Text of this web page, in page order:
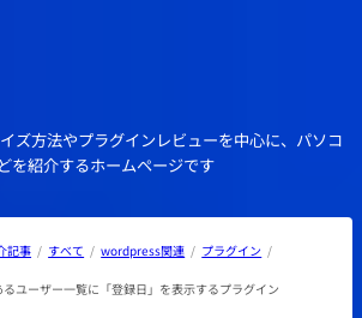
ズ方法やプラグインレビューを中心に、パソコ
を紹介するホームページです
記事 すべて wordpress関連
プラグイン
ユーザー一覧に「登録日」を表示するプラグイン